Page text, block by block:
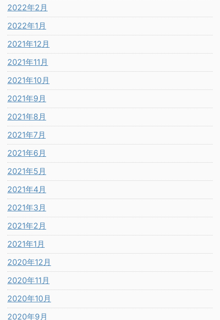
2022年2月
2022年1月
2021年12月
2021年11月
2021年10月
2021年9月
2021年8月
2021年7月
2021年6月
2021年5月
2021年4月
2021年3月
2021年2月
2021年1月
2020年12月
2020年11月
2020年10月
2020年9月